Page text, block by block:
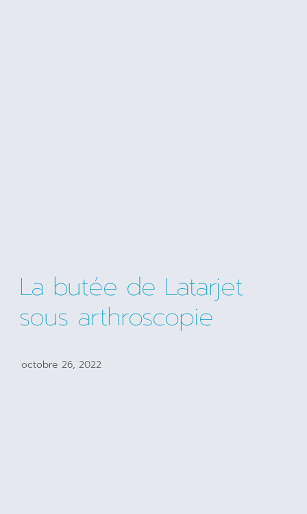
La butée de Latarjet
sous arthroscopie
octobre 26, 2022